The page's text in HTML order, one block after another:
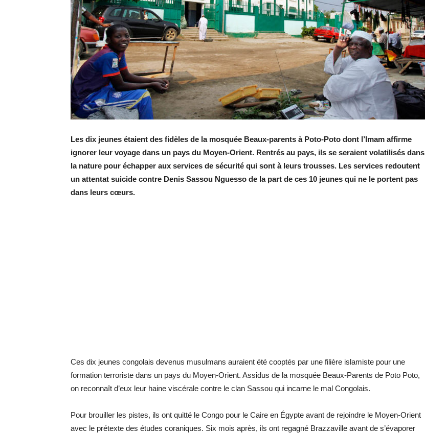
Les dix jeunes étaient des fidèles de la mosquée Beaux-parents à Poto-Poto dont l’Imam affirme
ignorer leur voyage dans un pays du Moyen-Orient. Rentrés au pays, ils se seraient volatilisés dans
la nature pour échapper aux services de sécurité qui sont à leurs trousses. Les services redoutent
un attentat suicide contre Denis Sassou Nguesso de la part de ces 10 jeunes qui ne le portent pas
dans leurs cœurs.
Ces dix jeunes congolais devenus musulmans auraient été cooptés par une filière islamiste pour une
formation terroriste dans un pays du Moyen-Orient. Assidus de la mosquée Beaux-Parents de Poto Poto,
on reconnaît d’eux leur haine viscérale contre le clan Sassou qui incarne le mal Congolais.
Pour brouiller les pistes, ils ont quitté le Congo pour le Caire en Égypte avant de rejoindre le Moyen-Orient
avec le prétexte des études coraniques. Six mois après, ils ont regagné Brazzaville avant de s’évaporer